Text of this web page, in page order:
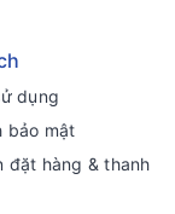
dụng
bảo mật
đặt hàng & thanh